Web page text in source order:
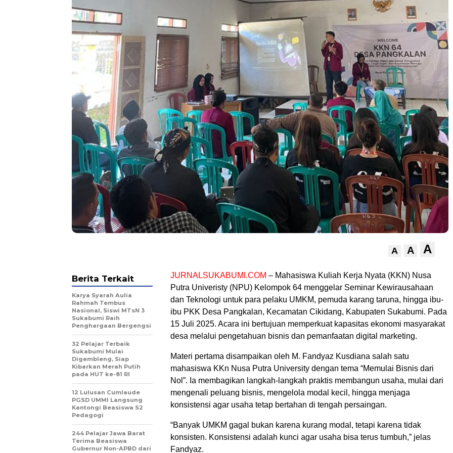
A A A
JURNALSUKABUMI.COM – Mahasiswa Kuliah Kerja Nyata (KKN) Nusa
Putra Univeristy (NPU) Kelompok 64 menggelar Seminar Kewirausahaan
dan Teknologi untuk para pelaku UMKM, pemuda karang taruna, hingga ibu-
ibu PKK Desa Pangkalan, Kecamatan Cikidang, Kabupaten Sukabumi. Pada
15 Juli 2025. Acara ini bertujuan memperkuat kapasitas ekonomi masyarakat
desa melalui pengetahuan bisnis dan pemanfaatan digital marketing.
Materi pertama disampaikan oleh M. Fandyaz Kusdiana salah satu
mahasiswa KKn Nusa Putra University dengan tema “Memulai Bisnis dari
Nol”. Ia membagikan langkah-langkah praktis membangun usaha, mulai dari
mengenali peluang bisnis, mengelola modal kecil, hingga menjaga
konsistensi agar usaha tetap bertahan di tengah persaingan.
“Banyak UMKM gagal bukan karena kurang modal, tetapi karena tidak
konsisten. Konsistensi adalah kunci agar usaha bisa terus tumbuh,” jelas
Fandyaz.
Berita Terkait
Karya Syarah Aulia
Rahmah Tembus
Nasional, Siswi MTsN 3
Sukabumi Raih
Penghargaan Bergengsi
32 Pelajar Terbaik
Sukabumi Mulai
Digembleng, Siap
Kibarkan Merah Putih
pada HUT ke-81 RI
12 Lulusan Cumlaude
PGSD UMMI Langsung
Kantongi Beasiswa S2
Pedagogi
244 Pelajar Jawa Barat
Terima Beasiswa
Gubernur Non-APBD dari